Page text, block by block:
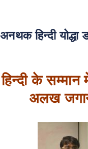
अनथक हिन्दी
हिन्दी के
अलख